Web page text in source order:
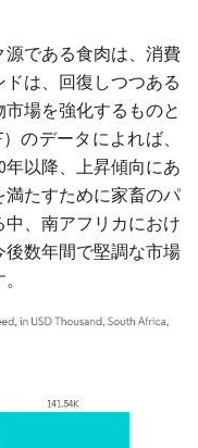
である食肉は、消費
は、回復しつつある
場を強化するものと
のデータによれば、
以降、上昇傾向にあ
満たすために家畜のパ
、南アフリカにおけ
数年間で堅調な市場